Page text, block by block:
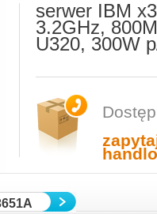
serwer IBM
3.2GHz,
U320, 300W